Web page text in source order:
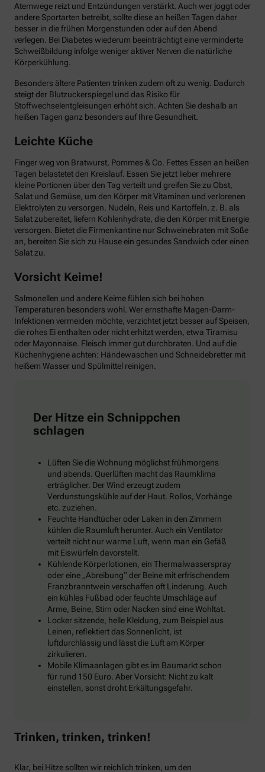
Atemwege reizt und Entzündungen verstärkt. Auch wer joggt oder
andere Sportarten betreibt, sollte diese an heißen Tagen daher
besser in die frühen Morgenstunden oder auf den Abend
verlegen. Bei Diabetes wiederum beeinträchtigt eine verminderte
Schweißbildung infolge weniger aktiver Nerven die natürliche
Körperkühlung.
Besonders ältere Patienten trinken zudem oft zu wenig. Dadurch
steigt der Blutzuckerspiegel und das Risiko für
Stoffwechselentgleisungen erhöht sich. Achten Sie deshalb an
heißen Tagen ganz besonders auf Ihre Gesundheit.
Leichte Küche
Finger weg von Bratwurst, Pommes & Co. Fettes Essen an heißen
Tagen belastetet den Kreislauf. Essen Sie jetzt lieber mehrere
kleine Portionen über den Tag verteilt und greifen Sie zu Obst,
Salat und Gemüse, um den Körper mit Vitaminen und verlorenen
Elektrolyten zu versorgen. Nudeln, Reis und Kartoffeln, z. B. als
Salat zubereitet, liefern Kohlenhydrate, die den Körper mit Energie
versorgen. Bietet die Firmenkantine nur Schweinebraten mit Soße
an, bereiten Sie sich zu Hause ein gesundes Sandwich oder einen
Salat zu.
Vorsicht Keime!
Salmonellen und andere Keime fühlen sich bei hohen
Temperaturen besonders wohl. Wer ernsthafte Magen-Darm-
Infektionen vermeiden möchte, verzichtet jetzt besser auf Speisen,
die rohes Ei enthalten oder nicht erhitzt werden, etwa Tiramisu
oder Mayonnaise. Fleisch immer gut durchbraten. Und auf die
Küchenhygiene achten: Händewaschen und Schneidebretter mit
heißem Wasser und Spülmittel reinigen.
Der Hitze ein Schnippchen
schlagen
Lüften Sie die Wohnung möglichst frühmorgens
und abends. Querlüften macht das Raumklima
erträglicher. Der Wind erzeugt zudem
Verdunstungskühle auf der Haut. Rollos, Vorhänge
etc. zuziehen.
Feuchte Handtücher oder Laken in den Zimmern
kühlen die Raumluft herunter. Auch ein Ventilator
verteilt nicht nur warme Luft, wenn man ein Gefäß
mit Eiswürfeln davorstellt.
Kühlende Körperlotionen, ein Thermalwasserspray
oder eine „Abreibung“ der Beine mit erfrischendem
Franzbranntwein verschaffen oft Linderung. Auch
ein kühles Fußbad oder feuchte Umschläge auf
Arme, Beine, Stirn oder Nacken sind eine Wohltat.
Locker sitzende, helle Kleidung, zum Beispiel aus
Leinen, reflektiert das Sonnenlicht, ist
luftdurchlässig und lässt die Luft am Körper
zirkulieren.
Mobile Klimaanlagen gibt es im Baumarkt schon
für rund 150 Euro. Aber Vorsicht: Nicht zu kalt
einstellen, sonst droht Erkältungsgefahr.
Trinken, trinken, trinken!
Klar, bei Hitze sollten wir reichlich trinken, um den